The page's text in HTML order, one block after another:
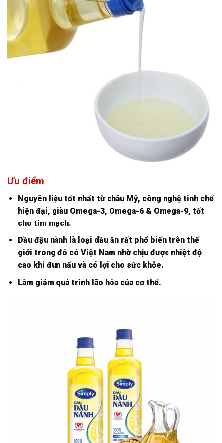
Ưu điểm
Nguyên liệu tốt nhất từ châu Mỹ, công nghệ tinh chế
hiện đại, giàu Omega-3, Omega-6 & Omega-9, tốt
cho tim mạch.
Dầu đậu nành là loại dầu ăn rất phổ biến trên thế
giới trong đó có Việt Nam nhờ chịu được nhiệt độ
cao khi đun nấu và có lợi cho sức khỏe.
Làm giảm quá trình lão hóa của cơ thể.